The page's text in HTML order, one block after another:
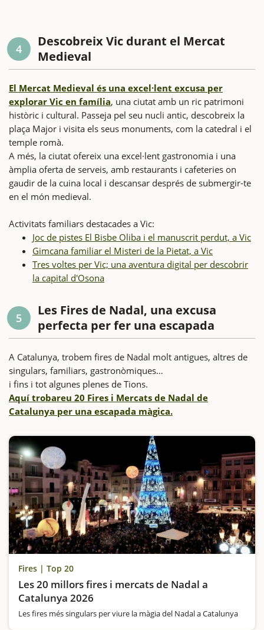
4
Descobreix Vic durant el Mercat
Medieval
El Mercat Medieval és una excel·lent excusa per
explorar Vic en família, una ciutat amb un ric patrimoni
històric i cultural. Passeja pel seu nucli antic, descobreix la
plaça Major i visita els seus monuments, com la catedral i el
temple romà.
A més, la ciutat ofereix una excel·lent gastronomia i una
àmplia oferta de serveis, amb restaurants i cafeteries on
gaudir de la cuina local i descansar després de submergir-te
en el món medieval.
Activitats familiars destacades a Vic:
Joc de pistes El Bisbe Oliba i el manuscrit perdut, a Vic
Gimcana familiar el Misteri de la Pietat, a Vic
Tres voltes per Vic; una aventura digital per descobrir
la capital d'Osona
5
Les Fires de Nadal, una excusa
perfecta per fer una escapada
A Catalunya, trobem fires de Nadal molt antigues, altres de
singulars, familiars, gastronòmiques…
i fins i tot algunes plenes de Tions.
Aquí trobareu 20 Fires i Mercats de Nadal de
Catalunya per una escapada màgica.
Fires | Top 20
Les 20 millors fires i mercats de Nadal a
Catalunya 2026
Les fires més singulars per viure la màgia del Nadal a Catalunya